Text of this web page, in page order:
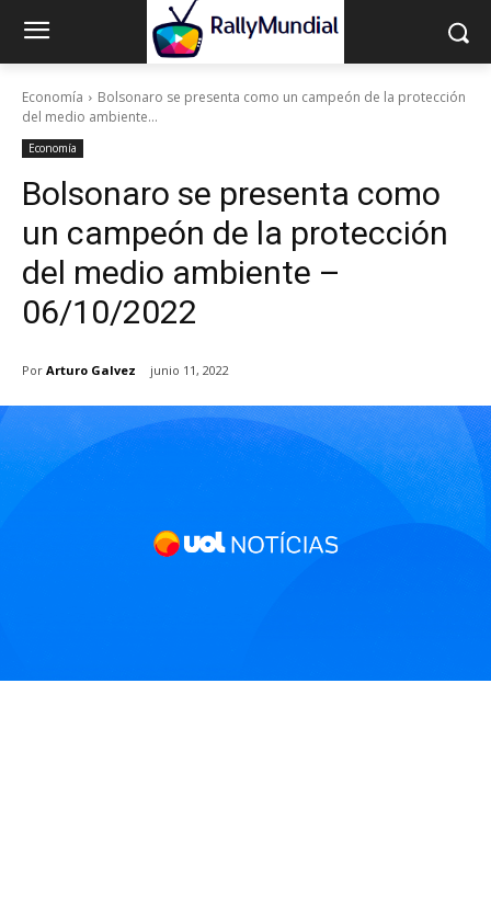
Economía
Bolsonaro se presenta como un campeón de la protección
del medio ambiente...
Economía
Bolsonaro se presenta como
un campeón de la protección
del medio ambiente –
06/10/2022
Por Arturo Galvez junio 11, 2022